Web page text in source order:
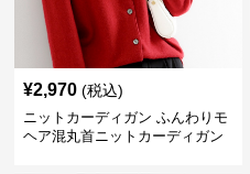
¥2,970 (税込)
ニットカーディガン ふんわりモ
ヘア混丸首ニットカーディガン